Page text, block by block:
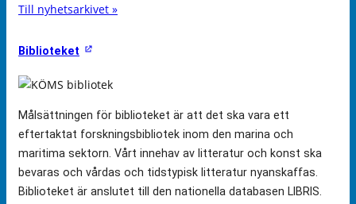
Till nyhetsarkivet »
Biblioteket
Målsättningen för biblioteket är att det ska vara ett
eftertaktat forskningsbibliotek inom den marina och
maritima sektorn. Vårt innehav av litteratur och konst ska
bevaras och vårdas och tidstypisk litteratur nyanskaffas.
Biblioteket är anslutet till den nationella databasen LIBRIS.